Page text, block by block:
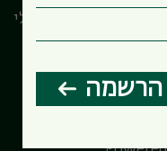
הבחירות שלי
הרשמה